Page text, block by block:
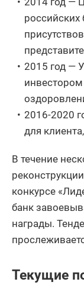
российских
2015 год —
2016-2020
для
В течение
конкурсе
банк
награды.
Текущие